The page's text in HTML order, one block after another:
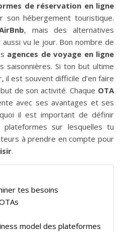
de réservation en ligne
son hébergement touristique.
, mais des alternatives
vu le jour. Bon nombre de
agences de voyage en ligne
saisonnières. Si ton but ultime
il est souvent difficile d’en faire
de son activité. Chaque OTA
avec ses avantages et ses
il est important de définir
plateformes sur lesquelles tu
à prendre en compte pour
.
tes besoins
model des plateformes